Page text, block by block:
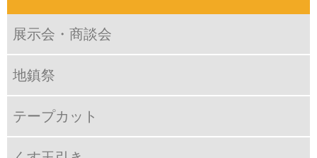
展示会・商談会
地鎮祭
テープカット